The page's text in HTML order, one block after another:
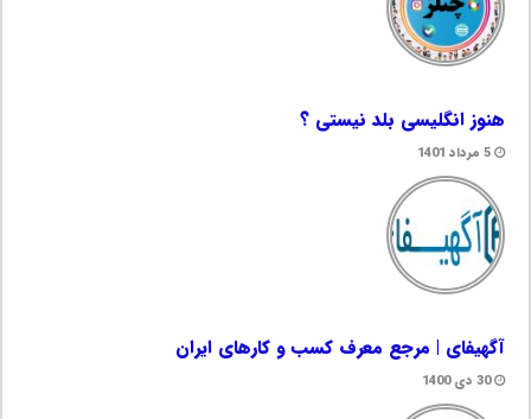
هنوز انگلیسی بلد نیستی ؟
5 مرداد 1401
آگهیفای | مرجع معرف کسب و کارهای ایران
30 دی 1400